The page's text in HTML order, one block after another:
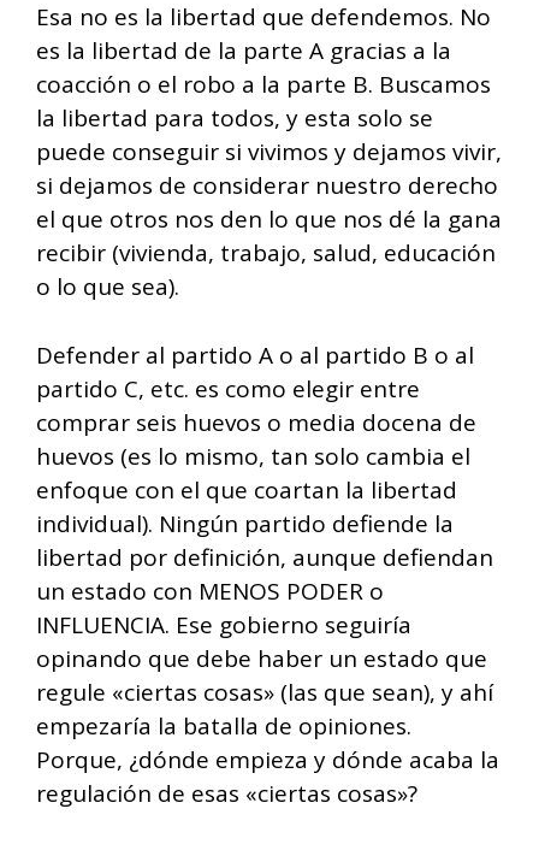
Esa no es la libertad que defendemos. No
es la libertad de la parte A gracias a la
coacción o el robo a la parte B. Buscamos
la libertad para todos, y esta solo se
puede conseguir si vivimos y dejamos vivir,
si dejamos de considerar nuestro derecho
el que otros nos den lo que nos dé la gana
recibir (vivienda, trabajo, salud, educación
o lo que sea).
Defender al partido A o al partido B o al
partido C, etc. es como elegir entre
comprar seis huevos o media docena de
huevos (es lo mismo, tan solo cambia el
enfoque con el que coartan la libertad
individual). Ningún partido defiende la
libertad por definición, aunque defiendan
un estado con MENOS PODER o
INFLUENCIA. Ese gobierno seguiría
opinando que debe haber un estado que
regule «ciertas cosas» (las que sean), y ahí
empezaría la batalla de opiniones.
Porque, ¿dónde empieza y dónde acaba la
regulación de esas «ciertas cosas»?